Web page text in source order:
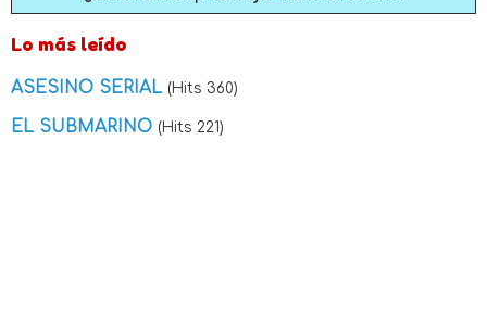
Lo más leído
ASESINO SERIAL (Hits 360)
EL SUBMARINO (Hits 221)